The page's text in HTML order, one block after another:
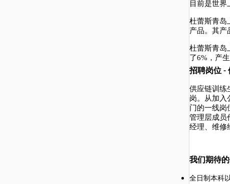
目前是世界
杜蕾斯青岛
产品。其产
杜蕾斯青岛
了6% ，产
招聘岗位 -
供应链训练
岗。从加入
门的一线岗
管理层成员
经理、维修
我们期待
全日制本科